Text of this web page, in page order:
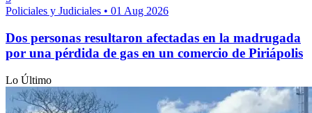
Policiales y Judiciales • 01 Aug 2026
Dos personas resultaron afectadas en la madrugada
por una pérdida de gas en un comercio de Piriápolis
Lo Último